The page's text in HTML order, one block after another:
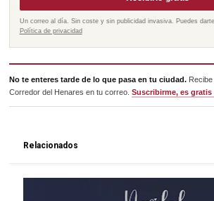
Un correo al día. Sin coste y sin publicidad invasiva. Puedes
Política de privacidad
No te enteres tarde de lo que pasa en tu ciudad.
Corredor del Henares en tu correo.Suscribirme, es
Relacionados